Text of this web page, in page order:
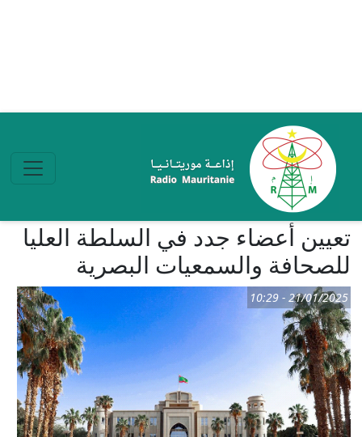
تعيين أعضاء جدد في السلطة العليا
للصحافة والسمعيات البصرية
21/01/2025 - 10:29